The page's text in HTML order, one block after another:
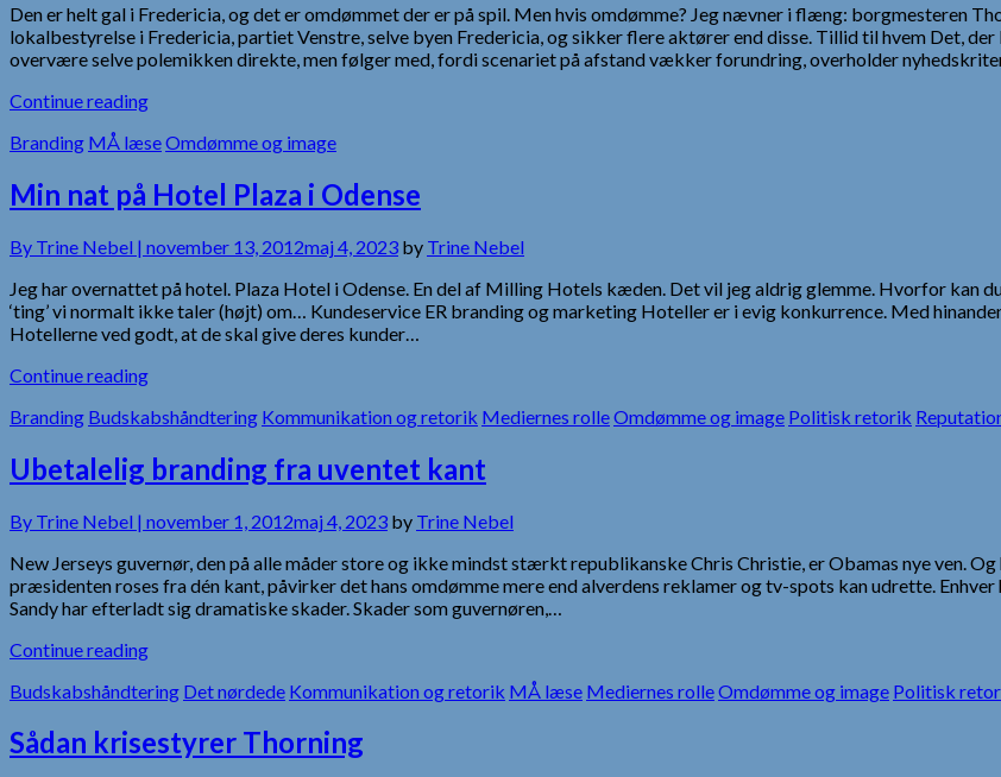
Den er helt gal i Fredericia, og det er omdømmet der er på spil. Men hvis omdømme? Jeg nævner i flæng: borgmesteren
lokalbestyrelse i Fredericia, partiet Venstre, selve byen Fredericia, og sikker flere aktører end disse. Tillid til hvem Det,
overvære selve polemikken direkte, men følger med, fordi scenariet på afstand vækker forundring, overholder
Continue reading
Branding MÅ læseOmdømme og image
Min nat på Hotel Plaza i Odense
By Trine Nebel | november 13, 2012maj 4, 2023 by Trine Nebel
Jeg har overnattet på hotel. Plaza Hotel i Odense. En del af Milling Hotels kæden. Det vil jeg aldrig glemme. Hvorfor kan
‘ting’ vi normalt ikke taler (højt) om… Kundeservice ER branding og marketing Hoteller er i evig konkurrence. Med
Hotellerne ved godt, at de skal give deres kunder…
Continue reading
Branding Budskabshåndtering Kommunikation og retorik Mediernes rolleOmdømme og image Politisk retorik
Ubetalelig branding fra uventet kant
By Trine Nebel | november 1, 2012maj 4, 2023 by Trine Nebel
New Jerseys guvernør, den på alle måder store og ikke mindst stærkt republikanske Chris Christie, er Obamas nye ven.
præsidenten roses fra dén kant, påvirker det hans omdømme mere end alverdens reklamer og tv-spots kan udrette.
Sandy har efterladt sig dramatiske skader. Skader som guvernøren,…
Continue reading
Budskabshåndtering Det nørdede Kommunikation og retorik MÅ læse Mediernes rolleOmdømme og image Politisk
Sådan krisestyrer Thorning